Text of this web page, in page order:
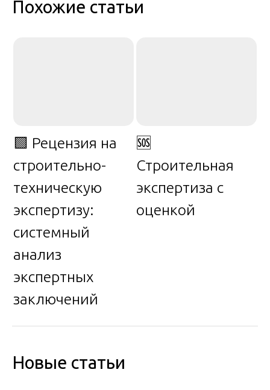
Похожие статьи
🟩 Рецензия на
строительно-
техническую
экспертизу:
системный
анализ
экспертных
заключений
🆘
Строительная
экспертиза с
оценкой
Новые статьи